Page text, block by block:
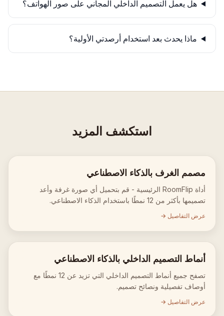
هل يعمل التصميم الداخلي المجاني على صور الهواتف؟
ماذا يحدث بعد استخدام أرصدتي الأولية؟
استكشف المزيد
مصمم الغرف بالذكاء الاصطناعي
أداة RoomFlip الرئيسية - قم بتحميل أي صورة غرفة وأعد
تصميمها بأكثر من 12 نمطًا باستخدام الذكاء الاصطناعي.
عرض التفاصيل →
أنماط التصميم الداخلي بالذكاء الاصطناعي
تصفح جميع أنماط التصميم الداخلي التي تزيد عن 12 نمطًا مع
أوصاف تفصيلية ونصائح تصميم.
عرض التفاصيل →